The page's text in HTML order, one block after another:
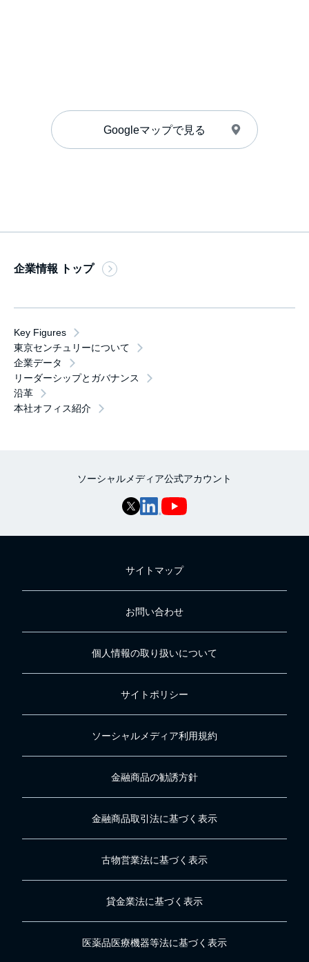
Googleマップで見る
企業情報 トップ
Key Figures
東京センチュリーについて
企業データ
リーダーシップとガバナンス
沿革
本社オフィス紹介
ソーシャルメディア公式アカウント
サイトマップ
お問い合わせ
個人情報の取り扱いについて
サイトポリシー
ソーシャルメディア利用規約
金融商品の勧誘方針
金融商品取引法に基づく表示
古物営業法に基づく表示
貸金業法に基づく表示
医薬品医療機器等法に基づく表示